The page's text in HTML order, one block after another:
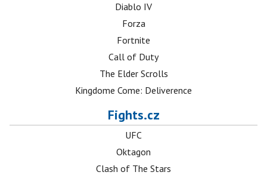
Diablo IV
Forza
Fortnite
Call of Duty
The Elder Scrolls
Kingdome Come: Deliverence
Fights.cz
UFC
Oktagon
Clash of The Stars